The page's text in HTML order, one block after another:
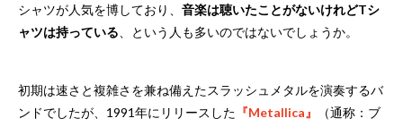
シャツが人気を博しており、 音楽は聴いたことがないけれどTシ
ャツは持っている 、という人も多いのではないでしょうか。
初期は速さと複雑さを兼ね備えたスラッシュメタルを演奏するバ
ンドでしたが、1991年にリリースした 『Metallica』
（通称：ブ